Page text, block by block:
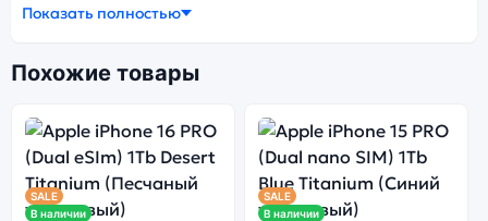
Фото модели Apple iPhone 17 Pro
nano SIM) 256Gb Cosmic Orange (Оранжевый) по
Pro зависит от выбранной модификации.
смартфон Apple iPhone 17 Pro (Dual nano SIM) 256Gb
Cosmic Orange (Оранжевый) — удачное сочетание
цены, производительности и дизайна. Модель
Показать полностью
Похожие товары
SALE
В наличии
SALE
В наличии